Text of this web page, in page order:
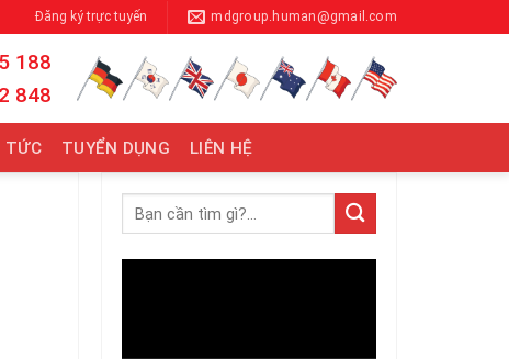
Đăng ký trực tuyến mdgroup.human@gmail.com
188
848
TỨC TUYỂN DỤNG LIÊN HỆ